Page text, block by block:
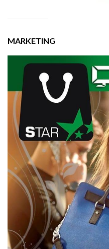
MARKETING